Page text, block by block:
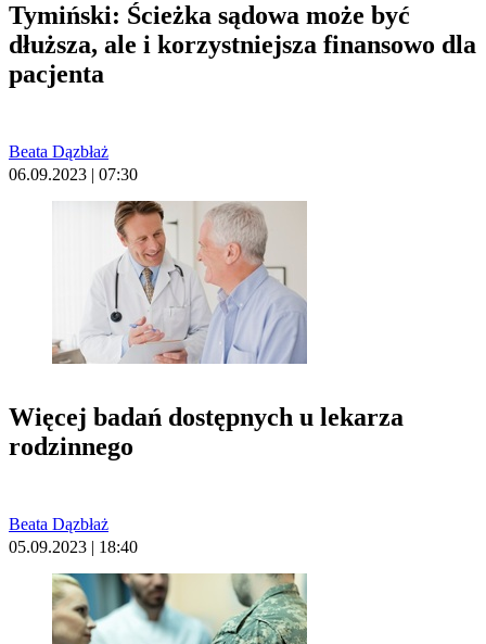
Tymiński: Ścieżka sądowa może być
dłuższa, ale i korzystniejsza finansowo dla
pacjenta
Beata Dązbłaż
06.09.2023 | 07:30
Więcej badań dostępnych u lekarza
rodzinnego
Beata Dązbłaż
05.09.2023 | 18:40